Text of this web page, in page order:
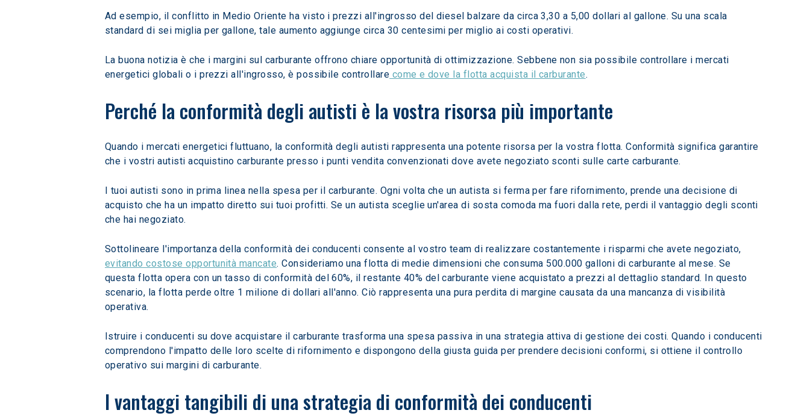
Ad esempio, il conflitto in Medio Oriente ha visto i prezzi all'ingrosso del diesel balzare da circa 3,30 a 5,00 dollari al gallone. Su una scala
standard di sei miglia per gallone, tale aumento aggiunge circa 30 centesimi per miglio ai costi operativi.
La buona notizia è che i margini sul carburante offrono chiare opportunità di ottimizzazione. Sebbene non sia possibile controllare i mercati
energetici globali o i prezzi all'ingrosso, è possibile controllare come e dove la flotta acquista il carburante.
Perché la conformità degli autisti è la vostra risorsa più importante
Quando i mercati energetici fluttuano, la conformità degli autisti rappresenta una potente risorsa per la vostra flotta. Conformità significa garantire
che i vostri autisti acquistino carburante presso i punti vendita convenzionati dove avete negoziato sconti sulle carte carburante.
I tuoi autisti sono in prima linea nella spesa per il carburante. Ogni volta che un autista si ferma per fare rifornimento, prende una decisione di
acquisto che ha un impatto diretto sui tuoi profitti. Se un autista sceglie un'area di sosta comoda ma fuori dalla rete, perdi il vantaggio degli sconti
che hai negoziato.
Sottolineare l'importanza della conformità dei conducenti consente al vostro team di realizzare costantemente i risparmi che avete negoziato,
evitando costose opportunità mancate. Consideriamo una flotta di medie dimensioni che consuma 500.000 galloni di carburante al mese. Se
questa flotta opera con un tasso di conformità del 60%, il restante 40% del carburante viene acquistato a prezzi al dettaglio standard. In questo
scenario, la flotta perde oltre 1 milione di dollari all'anno. Ciò rappresenta una pura perdita di margine causata da una mancanza di visibilità
operativa.
Istruire i conducenti su dove acquistare il carburante trasforma una spesa passiva in una strategia attiva di gestione dei costi. Quando i conducenti
comprendono l'impatto delle loro scelte di rifornimento e dispongono della giusta guida per prendere decisioni conformi, si ottiene il controllo
operativo sui margini di carburante.
I vantaggi tangibili di una strategia di conformità dei conducenti